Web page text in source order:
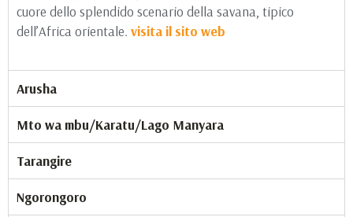
cuore dello splendido scenario della savana, tipico
dell’Africa orientale. visita il sito web
Arusha
Mto wa mbu/Karatu/Lago Manyara
Tarangire
Ngorongoro